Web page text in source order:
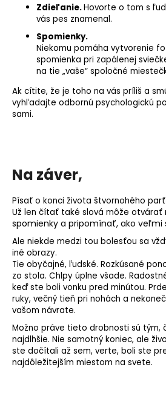
Zdieľanie.Hovorte o tom s
vás pes znamenal.
Spomienky.
Niekomu pomáha vytvorenie
spomienka pri zapálenej
na tie „vaše“ spoločné
Ak cítite, že je toho na vás príliš a
vyhľadajte odbornú psychologickú
sami.
Na záver,
Písať o konci života štvornohého
Už len čítať také slová môže otvárať
spomienky a pripomínať, ako veľmi
Ale niekde medzi tou bolesťou sa
iné obrazy.
Tie obyčajné, ľudské. Rozkúsané
zo stola. Chlpy úplne všade.
keď ste boli vonku pred minútou.
ruky, večný tieň pri nohách a
vašom návrate.
Možno práve tieto drobnosti sú tým,
najdlhšie. Nie samotný koniec, ale
ste dočítali až sem, verte, boli ste
najdôležitejším miestom na svete.